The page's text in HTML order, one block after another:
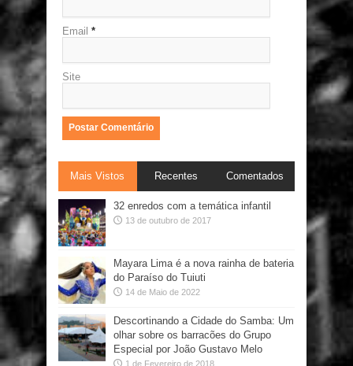
Email *
Site
Mais Vistos Recentes Comentados
32 enredos com a temática infantil
13 de outubro de 2017
Mayara Lima é a nova rainha de bateria
do Paraíso do Tuiuti
14 de Maio de 2022
Descortinando a Cidade do Samba: Um
olhar sobre os barracões do Grupo
Especial por João Gustavo Melo
1 de Fevereiro de 2018